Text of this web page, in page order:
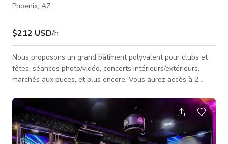
Phoenix, AZ
$212 USD/h
Nous proposons un grand bâtiment polyvalent pour clubs et
fêtes, séances photo/vidéo, concerts intérieurs/extérieurs,
marchés aux puces, et plus encore. Vous aurez accès à 2
une zone VIP, et un grand plan ouvert. *LOCATION DE
TABLES ET CHAISES DISPONIBLE SI NÉCESSAIRE.
*LOCATION DE DJ DISPONIBLE SI NÉCESSAIRE.